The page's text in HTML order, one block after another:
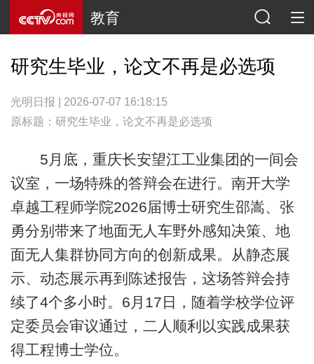
教育
研究生毕业，论文不再是必选项
光明日报 | 2026-07-07 16:18:15
原标题：研究生毕业，论文不再是必选项
5月底，重庆长安望江工业集团的一间会
议室，一场特殊的答辩会在进行。南开大学
卓越工程师学院2026届博士研究生邵嵩、张
勇分别带来了地面无人车野外感知决策、地
面无人集群协同方向的创新成果。从静态展
示、动态展示再到陈述报告，这场答辩会持
续了4个多小时。6月17日，随着学校学位评
定委员会审议通过，二人顺利以实践成果获
得工程博士学位。